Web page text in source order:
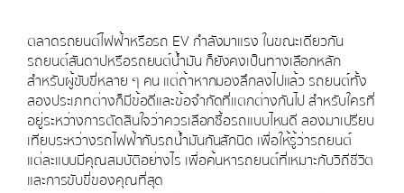
ตลาดรถยนต์ไฟฟ้าหรือรถ EV กำลังมาแรง ในขณะเดียวกัน
รถยนต์สันดาปหรือรถยนต์น้ำมัน ก็ยังคงเป็นทางเลือกหลัก
สำหรับผู้ขับขี่หลาย ๆ คน แต่ถ้าหากมองลึกลงไปแล้ว รถยนต์ทั้ง
สองประเภทต่างก็มีข้อดีและข้อจำกัดที่แตกต่างกันไป สำหรับใครที่
อยู่ระหว่างการตัดสินใจว่าควรเลือกซื้อรถแบบไหนดี ลองมาเปรียบ
เทียบระหว่างรถไฟฟ้ากับรถน้ำมันกันสักนิด เพื่อให้รู้ว่ารถยนต์
แต่ละแบบมีคุณสมบัติอย่างไร เพื่อค้นหารถยนต์ที่เหมาะกับวิถีชีวิต
และการขับขี่ของคุณที่สุด